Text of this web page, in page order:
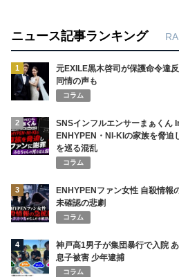
ニュース記事ランキング
1
元EXILE黒木啓司が保護命令違
同情の声も
コラム
2
SNSインフルエンサーまぁくん
ENHYPEN・NI-KIの家族を脅迫
を巡る混乱
コラム
3
ENHYPENファン女性 自殺情報
未確認の悲劇
コラム
4
神戸高1男子が集団暴行で入院
息子被害 少年逮捕
コラム